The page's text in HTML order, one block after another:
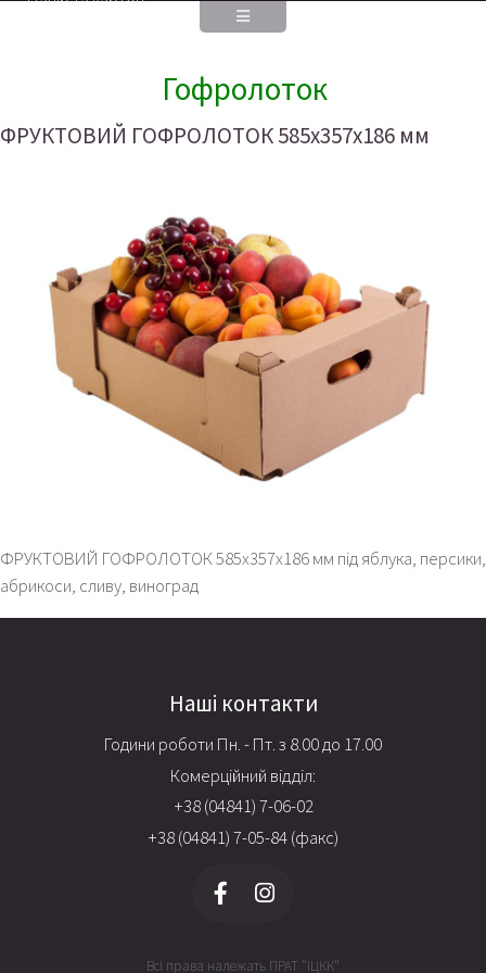
Гофролоток
ФРУКТОВИЙ ГОФРОЛОТОК 585х357х186 мм
ФРУКТОВИЙ ГОФРОЛОТОК 585х357х186 мм під яблука, персики,
абрикоси, сливу, виноград
Наші контакти
Години роботи Пн. - Пт. з 8.00 до 17.00
Комерційний відділ:
+38 (04841) 7-06-02
+38 (04841) 7-05-84 (факс)
Всі права належать ПРАТ "ІЦКК"
Тендери
Інформація для акціонерів та стейкхолдерів
Регулярна інформація
Особлива інформація
Інша інформація
Інтернет-магазин